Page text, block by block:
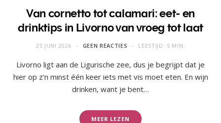
Van cornetto tot calamari: eet- en
drinktips in Livorno van vroeg tot laat
25 JUNI 2026 GEEN REACTIES LEESTIJD: 5 MIN.
Livorno ligt aan de Ligurische zee, dus je begrijpt dat je
hier op z’n minst één keer iets met vis moet eten. En wijn
drinken, want je bent…
MEER LEZEN